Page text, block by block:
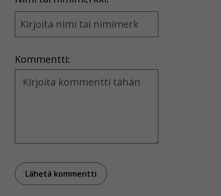
Name
and
Kommentti:
Kommentti